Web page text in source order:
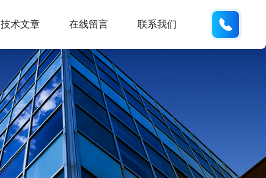
技术文章 在线留言 联系我们